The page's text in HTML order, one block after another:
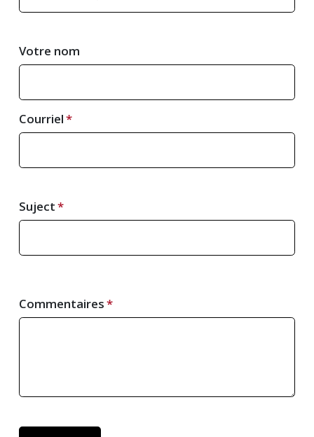
Votre nom
Courriel
Suject
Commentaires